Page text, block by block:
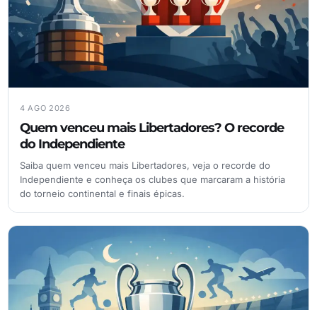
4 AGO 2026
Quem venceu mais Libertadores? O recorde
do Independiente
Saiba quem venceu mais Libertadores, veja o recorde do
Independiente e conheça os clubes que marcaram a história
do torneio continental e finais épicas.